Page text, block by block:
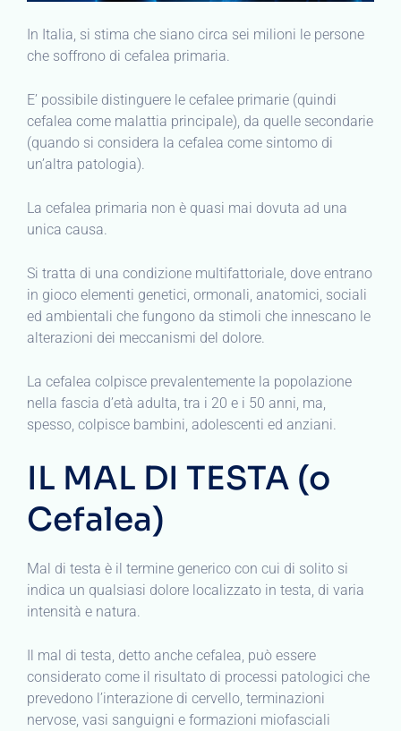
In Italia, si stima che siano circa sei milioni le persone
che soffrono di cefalea primaria.
E’ possibile distinguere le cefalee primarie (quindi
cefalea come malattia principale), da quelle secondarie
(quando si considera la cefalea come sintomo di
un’altra patologia).
La cefalea primaria non è quasi mai dovuta ad una
unica causa.
Si tratta di una condizione multifattoriale, dove entrano
in gioco elementi genetici, ormonali, anatomici, sociali
ed ambientali che fungono da stimoli che innescano le
alterazioni dei meccanismi del dolore.
La cefalea colpisce prevalentemente la popolazione
nella fascia d’età adulta, tra i 20 e i 50 anni, ma,
spesso, colpisce bambini, adolescenti ed anziani.
IL MAL DI TESTA (o
Cefalea)
Mal di testa è il termine generico con cui di solito si
indica un qualsiasi dolore localizzato in testa, di varia
intensità e natura.
Il mal di testa, detto anche cefalea, può essere
considerato come il risultato di processi patologici che
prevedono l’interazione di cervello, terminazioni
nervose, vasi sanguigni e formazioni miofasciali